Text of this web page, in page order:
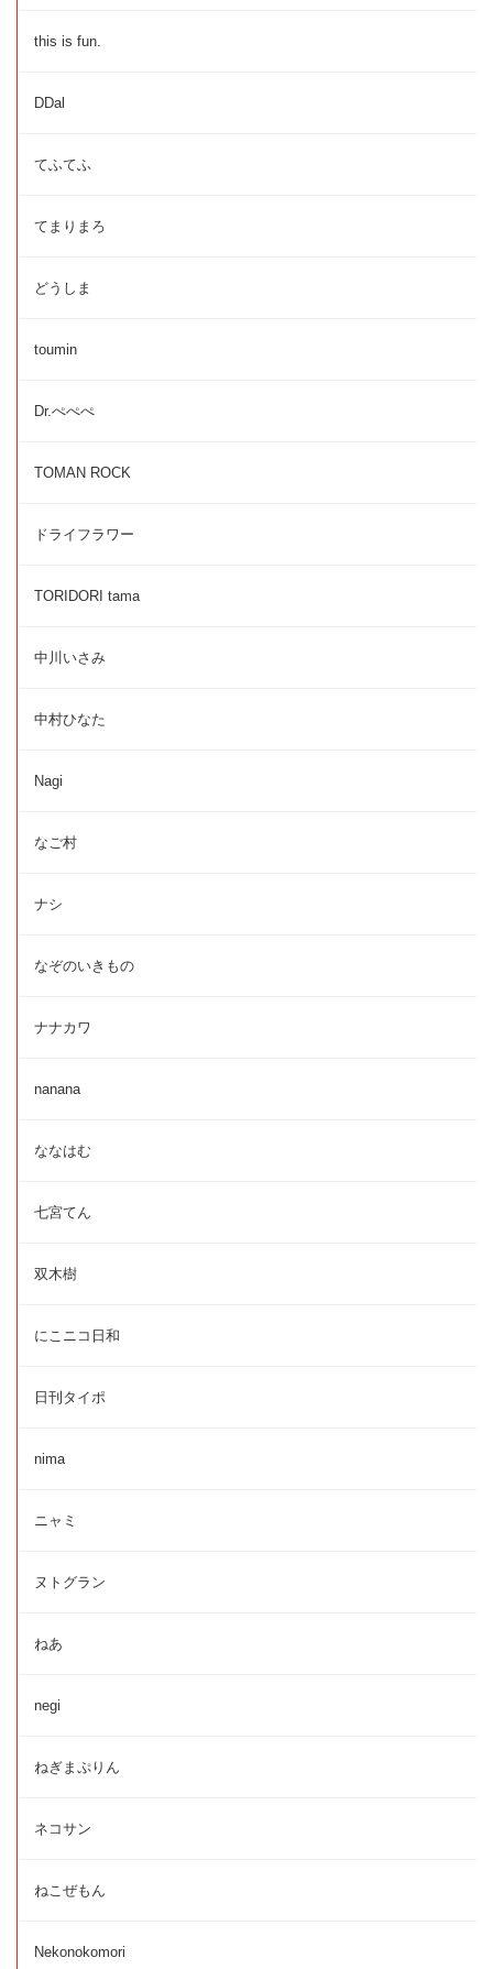
this is fun.
DDal
てふてふ
てまりまろ
どうしま
toumin
Dr.ぺぺぺ
TOMAN ROCK
ドライフラワー
TORIDORI tama
中川いさみ
中村ひなた
Nagi
なご村
ナシ
なぞのいきもの
ナナカワ
nanana
ななはむ
七宮てん
双木樹
にこニコ日和
日刊タイポ
nima
ニャミ
ヌトグラン
ねあ
negi
ねぎまぷりん
ネコサン
ねこぜもん
Nekonokomori